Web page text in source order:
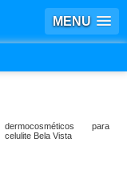
MENU
dermocosméticos para
celulite Bela Vista